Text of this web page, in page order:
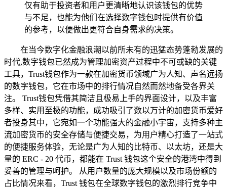
仅有助于投资者和用户更清晰地认识该钱包的优势
与不足，也能为他们在选择数字钱包时提供有价值
的参考，以便做出更符合自身需求的决策。
在当今数字化金融浪潮以前所未有的迅猛态势蓬勃发展的
时代,数字钱包已然成为管理加密资产过程中不可或缺的关键
工具，Trust钱包作为一款在加密货币领域广为人知、声名远扬
的数字钱包，它在市场中的排行情况自然而然地备受各界关
注。 Trust钱包凭借其简洁且极易上手的界面设计，以及丰富
多样、实用至极的功能，成功吸引了数以万计的加密货币爱好
者投身其中，它宛如一个功能强大的金融小宇宙，支持多种主
流加密货币的安全存储与便捷交易，为用户精心打造了一站式
的便捷服务体验，无论是广为人知的比特币、以太坊，还是大
量的 ERC - 20 代币，都能在 Trust 钱包这个安全的港湾中得到
妥善的管理与呵护。 从用户数量的庞大规模以及市场份额的
占比情况来看，Trust 钱包在全球数字钱包的激烈排行竞争中